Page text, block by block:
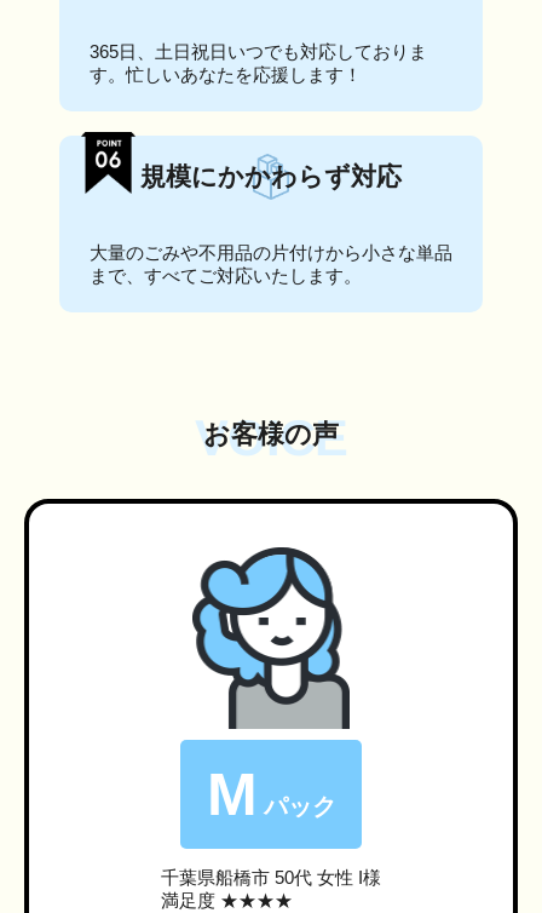
365日、土日祝日いつでも対応しておりま
す。忙しいあなたを応援します！
規模にかかわらず対応
大量のごみや不用品の片付けから小さな単品
まで、すべてご対応いたします。
VOICE
お客様の声
M パック
千葉県船橋市 50代 女性 I様
満足度 ★★★★